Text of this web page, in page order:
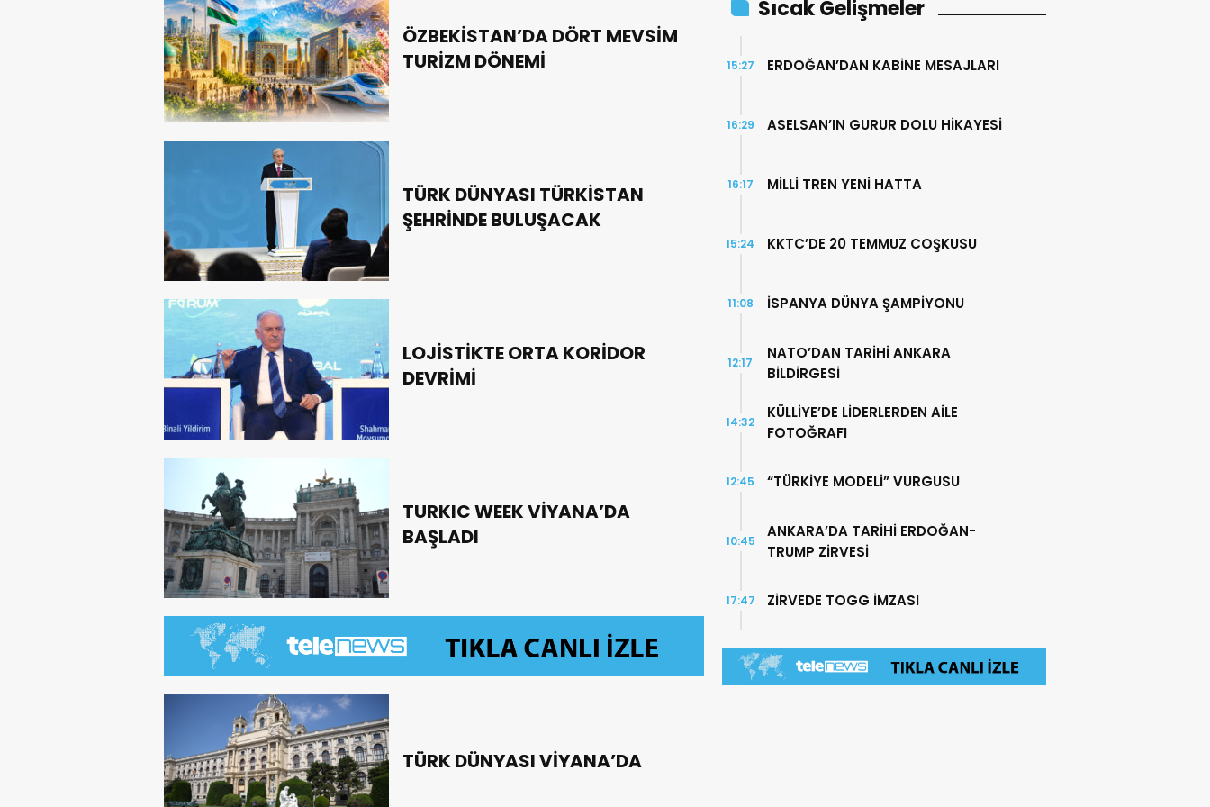
ÖZBEKİSTAN’DA DÖRT MEVSİM
TURİZM DÖNEMİ
TÜRK DÜNYASI TÜRKİSTAN
ŞEHRİNDE BULUŞACAK
LOJİSTİKTE ORTA KORİDOR
DEVRİMİ
TURKIC WEEK VİYANA’DA
BAŞLADI
TÜRK DÜNYASI VİYANA’DA
Sıcak Gelişmeler
ERDOĞAN’DAN KABİNE MESAJLARI
15:27
ASELSAN’IN GURUR DOLU HİKAYESİ
16:29
MİLLİ TREN YENİ HATTA
16:17
KKTC’DE 20 TEMMUZ COŞKUSU
15:24
İSPANYA DÜNYA ŞAMPİYONU
11:08
NATO’DAN TARİHİ ANKARA
BİLDİRGESİ
12:17
KÜLLİYE’DE LİDERLERDEN AİLE
FOTOĞRAFI
14:32
“TÜRKİYE MODELİ” VURGUSU
12:45
ANKARA’DA TARİHİ ERDOĞAN-
TRUMP ZİRVESİ
10:45
ZİRVEDE TOGG İMZASI
17:47